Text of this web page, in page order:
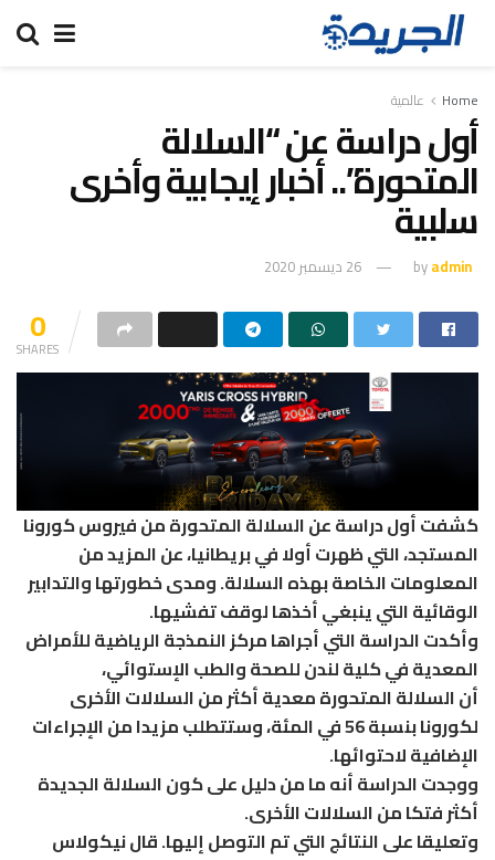
Home عالمية
أول دراسة عن “السلالة
المتحورة”.. أخبار إيجابية وأخرى
سلبية
byadmin 26 ديسمبر 2020
0
SHARES
كشفت أول دراسة عن السلالة المتحورة من فيروس كورونا
المستجد، التي ظهرت أولا في بريطانيا، عن المزيد من
المعلومات الخاصة بهذه السلالة. ومدى خطورتها والتدابير
الوقائية التي ينبغي أخذها لوقف تفشيها.
وأكدت الدراسة التي أجراها مركز النمذجة الرياضية للأمراض
المعدية في كلية لندن للصحة والطب الإستوائي،
أن السلالة المتحورة معدية أكثر من السلالات الأخرى
لكورونا بنسبة 56 في المئة، وستتطلب مزيدا من الإجراءات
الإضافية لاحتوائها.
ووجدت الدراسة أنه ما من دليل على كون السلالة الجديدة
أكثر فتكا من السلالات الأخرى.
وتعليقا على النتائج التي تم التوصل إليها. قال نيكولاس